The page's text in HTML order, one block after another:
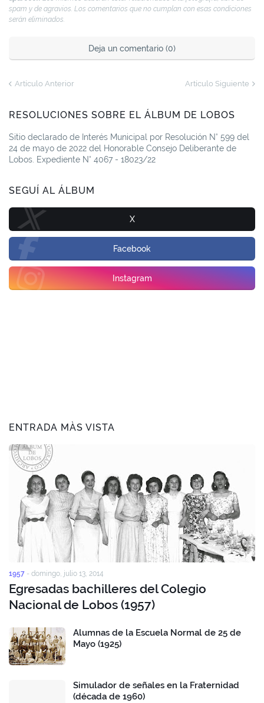
spam y de agravios. Los comentarios que no cumplan con esas condiciones
serán eliminados.
Deja un comentario (0)
Artículo Anterior Artículo Siguiente
RESOLUCIONES SOBRE EL ÁLBUM DE LOBOS
Sitio declarado de Interés Municipal por Resolución N° 599 del
24 de mayo de 2022 del Honorable Consejo Deliberante de
Lobos. Expediente N° 4067 - 18023/22
SEGUÍ AL ÁLBUM
X
Facebook
Instagram
ENTRADA MÀS VISTA
1957 - domingo, julio 13, 2014
Egresadas bachilleres del Colegio
Nacional de Lobos (1957)
Alumnas de la Escuela Normal de 25 de
Mayo (1925)
Simulador de señales en la Fraternidad
(década de 1960)